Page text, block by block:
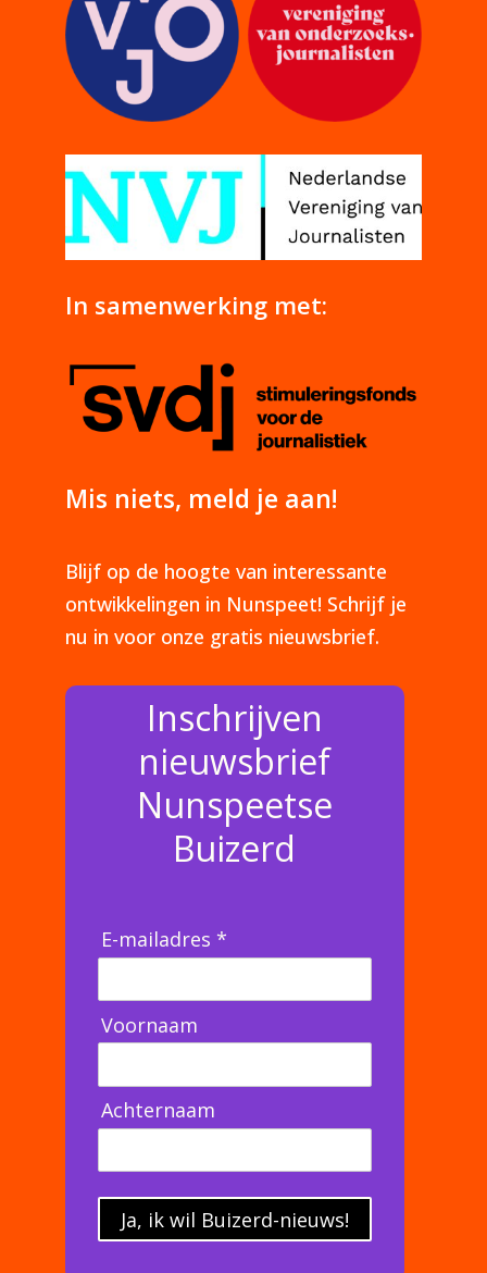
In samenwerking met:
Mis niets, meld je aan!
Blijf op de hoogte van interessante
ontwikkelingen in Nunspeet! Schrijf je
nu in voor onze gratis nieuwsbrief.
Inschrijven
nieuwsbrief
Nunspeetse
Buizerd
E-mailadres *
Voornaam
Achternaam
Ja, ik wil Buizerd-nieuws!